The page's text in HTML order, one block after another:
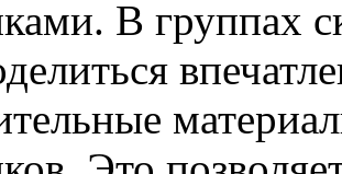
В группах